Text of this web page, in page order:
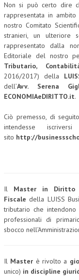
REDAZIONE
PEER REVIEW
CODICE ETICO
COLLABORA CON
ECONOMIA
CORPORATE
RISORSE UMANE
TREASURY IN
SVILUPPO
PERSONA E CITTÀ
Non si può certo dire
rappresentata in
nostro Comitato
stranieri, un ulteriore
rappresentato dalla
Editoriale del nostro
Tributario,
2016/2017) della
dell’Avv. Serena
ECONOMIAeDIRITTO.it.
Ciò premesso, di
intendesse
sito http://
Il Master in Diritto
Fiscale della LUISS
tributario che
professionali di
sbocco
Il Master è rivolto a
unico) in discipline